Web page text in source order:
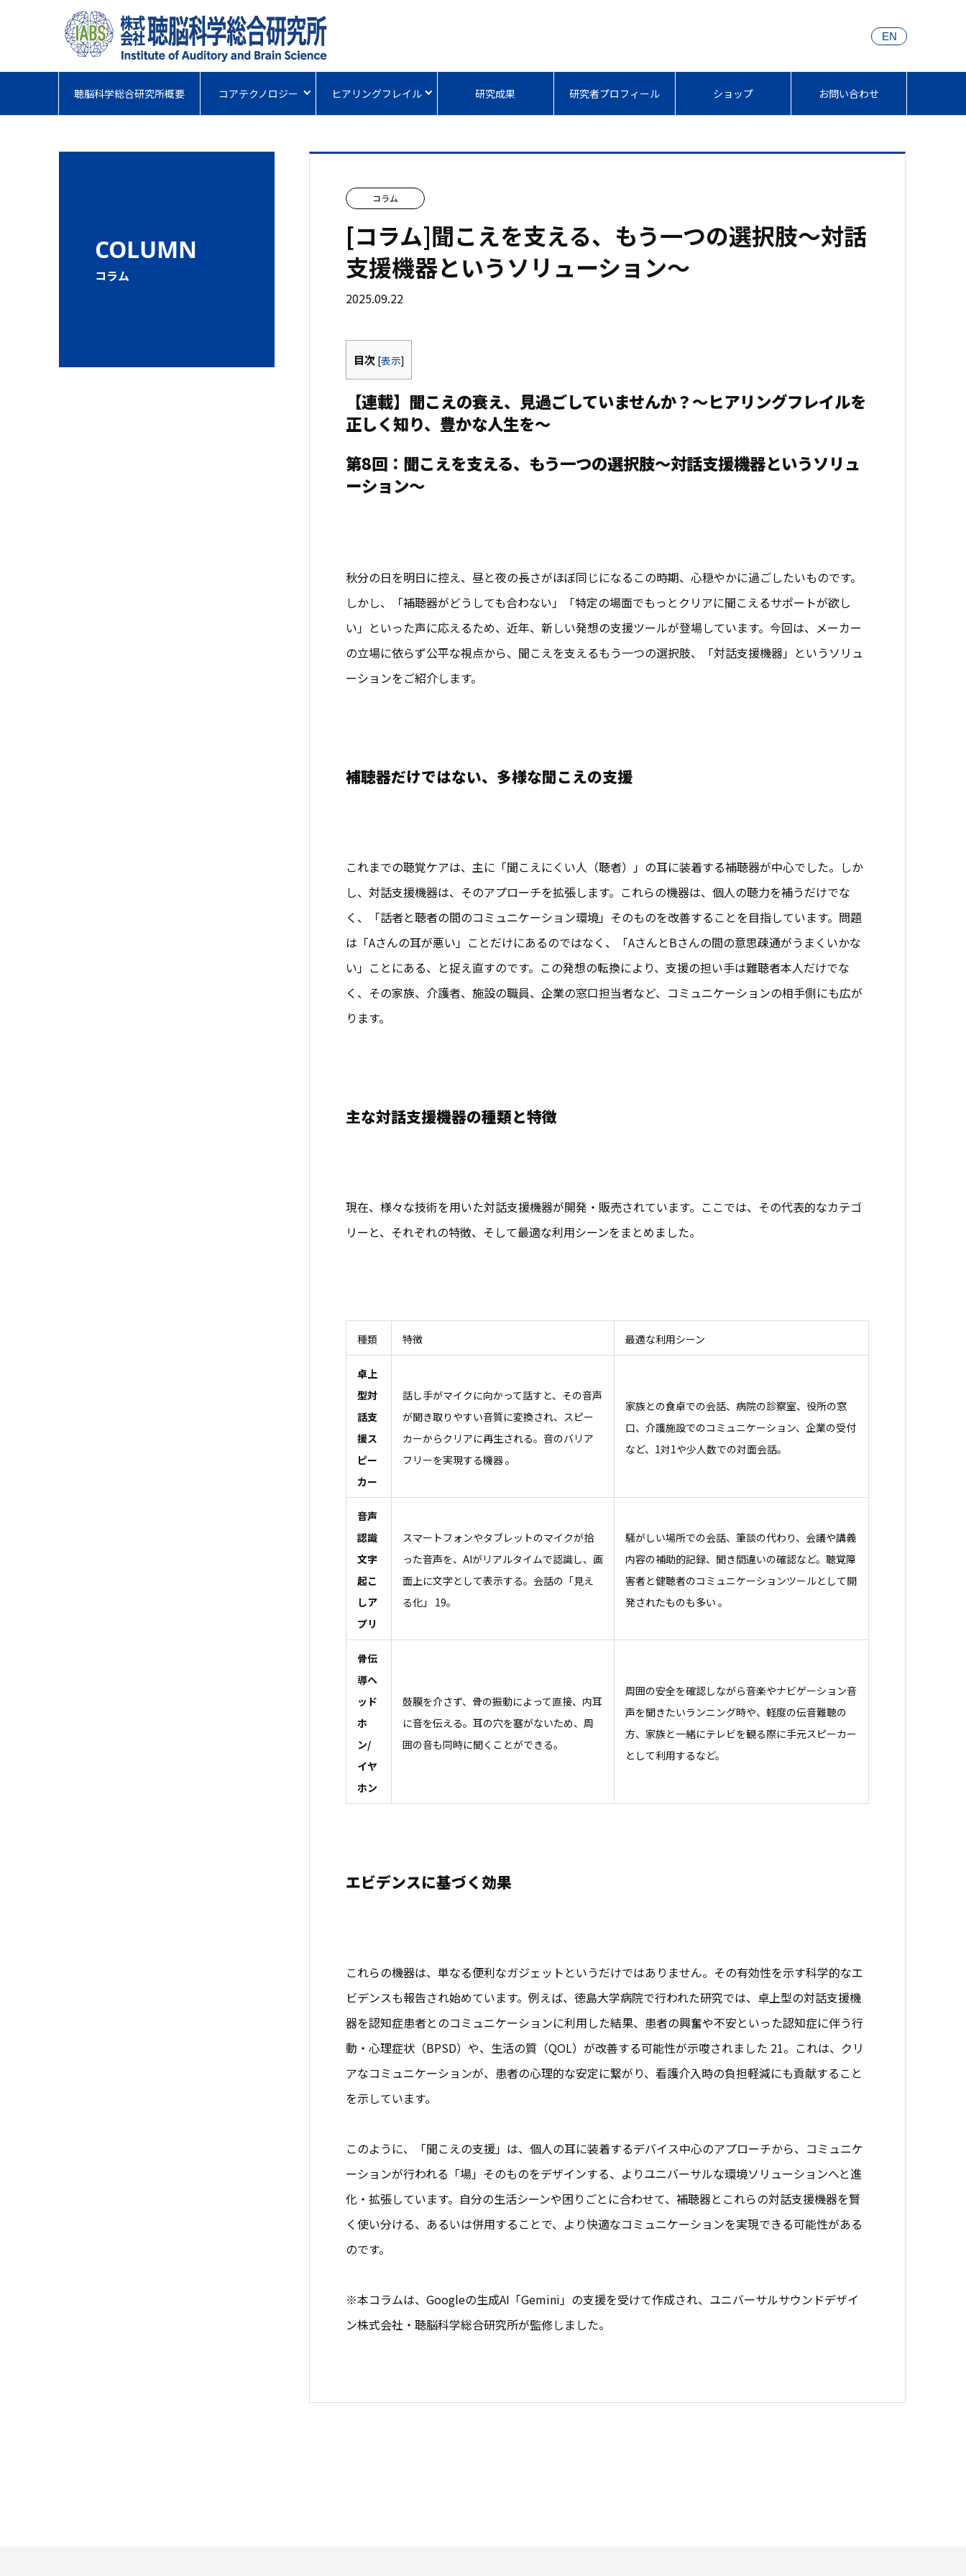
EN
聴脳科学総合研究所概要 コアテクノロジー ヒアリングフレイル 研究成果 研究者プロフィール ショップ お問い合わせ
COLUMN
コラム
コラム
[コラム]聞こえを支える、もう一つの選択肢～対話
支援機器というソリューション～
2025.09.22
目次 [表示]
【連載】聞こえの衰え、見過ごしていませんか？～ヒアリングフレイルを
正しく知り、豊かな人生を～
第8回：聞こえを支える、もう一つの選択肢～対話支援機器というソリュ
ーション～
秋分の日を明日に控え、昼と夜の長さがほぼ同じになるこの時期、心穏やかに過ごしたいものです。
しかし、「補聴器がどうしても合わない」「特定の場面でもっとクリアに聞こえるサポートが欲し
い」といった声に応えるため、近年、新しい発想の支援ツールが登場しています。今回は、メーカー
の立場に依らず公平な視点から、聞こえを支えるもう一つの選択肢、「対話支援機器」というソリュ
ーションをご紹介します。
補聴器だけではない、多様な聞こえの支援
これまでの聴覚ケアは、主に「聞こえにくい人（聴者）」の耳に装着する補聴器が中心でした。しか
し、対話支援機器は、そのアプローチを拡張します。これらの機器は、個人の聴力を補うだけでな
く、「話者と聴者の間のコミュニケーション環境」そのものを改善することを目指しています。問題
は「Aさんの耳が悪い」ことだけにあるのではなく、「AさんとBさんの間の意思疎通がうまくいかな
い」ことにある、と捉え直すのです。この発想の転換により、支援の担い手は難聴者本人だけでな
く、その家族、介護者、施設の職員、企業の窓口担当者など、コミュニケーションの相手側にも広が
ります。
主な対話支援機器の種類と特徴
現在、様々な技術を用いた対話支援機器が開発・販売されています。ここでは、その代表的なカテゴ
リーと、それぞれの特徴、そして最適な利用シーンをまとめました。
種類 特徴 最適な利用シーン
卓上
型対
話支
援ス
ピー
カー
話し手がマイクに向かって話すと、その音声
が聞き取りやすい音質に変換され、スピー
カーからクリアに再生される。音のバリア
フリーを実現する機器 。
家族との食卓での会話、病院の診察室、役所の窓
口、介護施設でのコミュニケーション、企業の受付
など、1対1や少人数での対面会話。
音声
認識
文字
起こ
しア
プリ
スマートフォンやタブレットのマイクが拾
った音声を、AIがリアルタイムで認識し、画
面上に文字として表示する。会話の「見え
る化」 19。
騒がしい場所での会話、筆談の代わり、会議や講義
内容の補助的記録、聞き間違いの確認など。聴覚障
害者と健聴者のコミュニケーションツールとして開
発されたものも多い 。
骨伝
導ヘ
ッド
ホ
ン/
イヤ
ホン
鼓膜を介さず、骨の振動によって直接、内耳
に音を伝える。耳の穴を塞がないため、周
囲の音も同時に聞くことができる。
周囲の安全を確認しながら音楽やナビゲーション音
声を聞きたいランニング時や、軽度の伝音難聴の
方、家族と一緒にテレビを観る際に手元スピーカー
として利用するなど。
エビデンスに基づく効果
これらの機器は、単なる便利なガジェットというだけではありません。その有効性を示す科学的なエ
ビデンスも報告され始めています。例えば、徳島大学病院で行われた研究では、卓上型の対話支援機
器を認知症患者とのコミュニケーションに利用した結果、患者の興奮や不安といった認知症に伴う行
動・心理症状（BPSD）や、生活の質（QOL）が改善する可能性が示唆されました 21。これは、クリ
アなコミュニケーションが、患者の心理的な安定に繋がり、看護介入時の負担軽減にも貢献すること
を示しています。
このように、「聞こえの支援」は、個人の耳に装着するデバイス中心のアプローチから、コミュニケ
ーションが行われる「場」そのものをデザインする、よりユニバーサルな環境ソリューションへと進
化・拡張しています。自分の生活シーンや困りごとに合わせて、補聴器とこれらの対話支援機器を賢
く使い分ける、あるいは併用することで、より快適なコミュニケーションを実現できる可能性がある
のです。
※本コラムは、Googleの生成AI「Gemini」の支援を受けて作成され、ユニバーサルサウンドデザイ
ン株式会社・聴脳科学総合研究所が監修しました。